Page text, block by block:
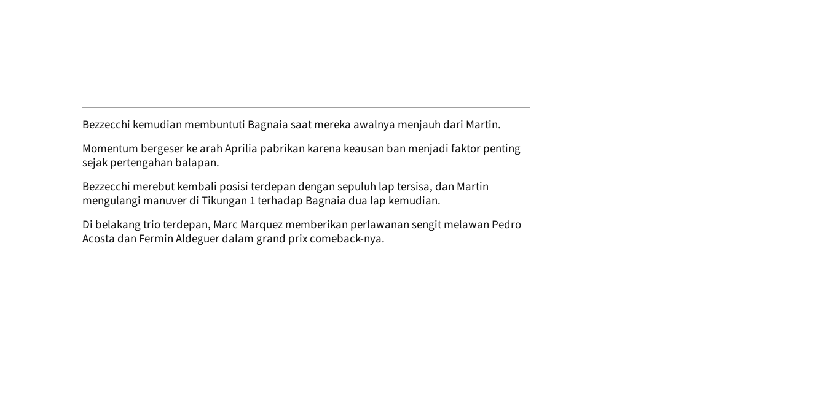
Bezzecchi kemudian membuntuti Bagnaia saat mereka awalnya menjauh dari Martin.
Momentum bergeser ke arah Aprilia pabrikan karena keausan ban menjadi faktor penting
sejak pertengahan balapan.
Bezzecchi merebut kembali posisi terdepan dengan sepuluh lap tersisa, dan Martin
mengulangi manuver di Tikungan 1 terhadap Bagnaia dua lap kemudian.
Di belakang trio terdepan, Marc Marquez memberikan perlawanan sengit melawan Pedro
Acosta dan Fermin Aldeguer dalam grand prix comeback-nya.